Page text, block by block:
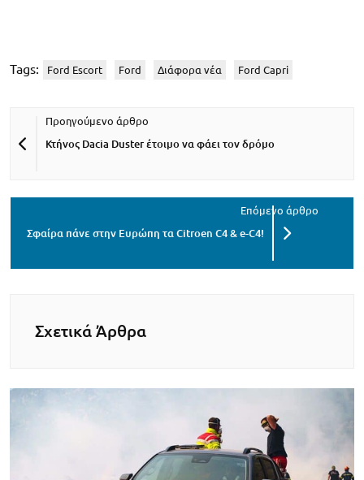
Tags: Ford Escort Ford Διάφορα νέα Ford Capri
Κτήνος Dacia Duster έτοιμο να φάει τον δρόμο
Σφαίρα πάνε στην Ευρώπη τα Citroen C4 & e-C4!
Σχετικά Άρθρα